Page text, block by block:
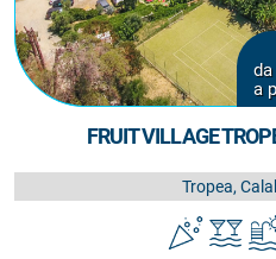
a
FRUIT VILLAGE
Tropea,